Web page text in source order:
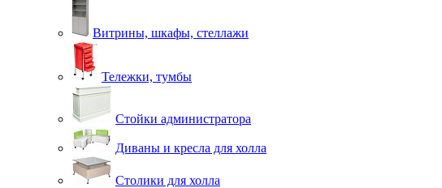
Витрины, шкафы, стеллажи
Тележки, тумбы
Стойки администратора
Диваны и кресла для холла
Столики для холла